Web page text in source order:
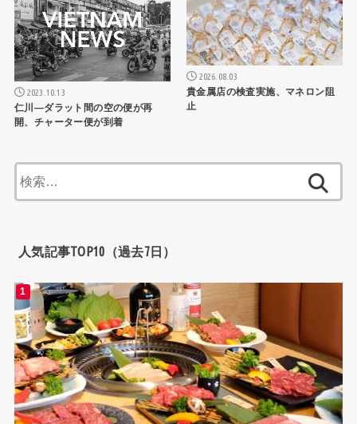
2023.10.13
仁川―ダラット間の空の便が再
開、チャーター便が到着
2026.08.03
貴金属店の検査実施、マネロン阻
止
索:
人気記事TOP10（過去7日）